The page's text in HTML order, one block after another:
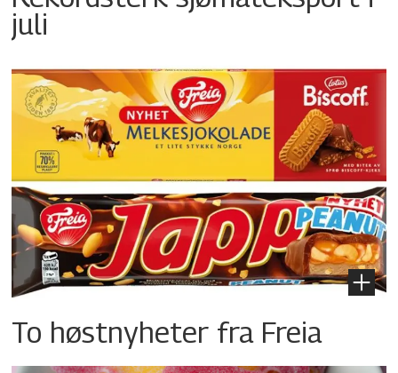
juli
To høstnyheter fra Freia